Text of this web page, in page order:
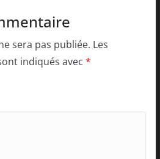
sera pas publiée. Les
indiqués avec *